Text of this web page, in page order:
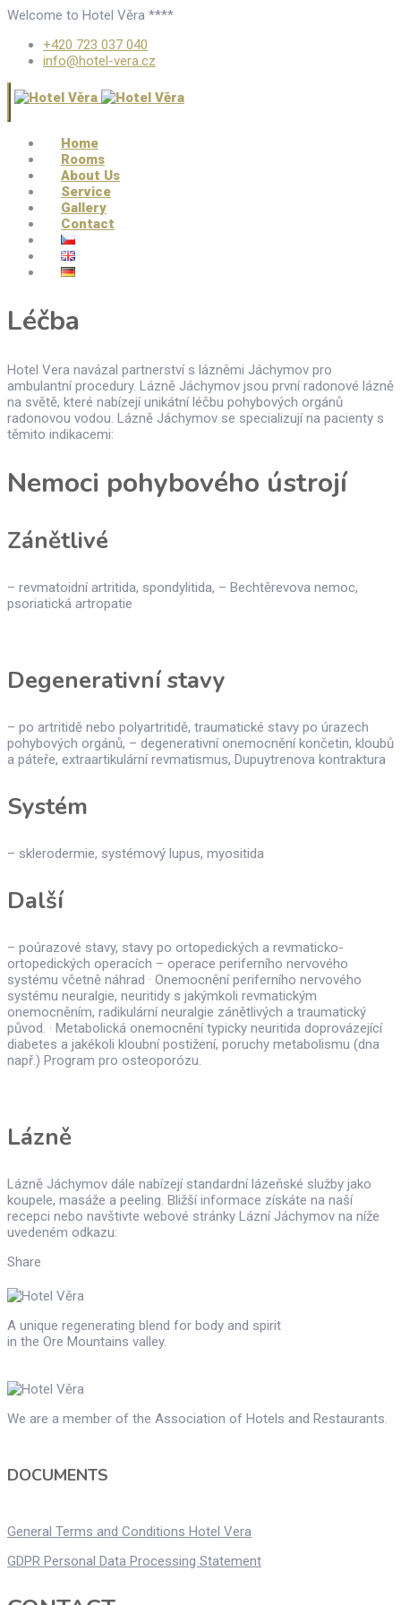
Welcome to Hotel Věra ****
+420 723 037 040
info@hotel-vera.cz
Home
Rooms
About Us
Service
Gallery
Contact
Léčba
Hotel Vera navázal partnerství s lázněmi Jáchymov pro
ambulantní procedury. Lázně Jáchymov jsou první radonové lázně
na světě, které nabízejí unikátní léčbu pohybových orgánů
radonovou vodou. Lázně Jáchymov se specializují na pacienty s
těmito indikacemi:
Nemoci pohybového ústrojí
Zánětlivé
– revmatoidní artritida, spondylitida, – Bechtěrevova nemoc,
psoriatická artropatie
Degenerativní stavy
– po artritidě nebo polyartritidě, traumatické stavy po úrazech
pohybových orgánů, – degenerativní onemocnění končetin, kloubů
a páteře, extraartikulární revmatismus, Dupuytrenova kontraktura
Systém
– sklerodermie, systémový lupus, myositida
Další
– poúrazové stavy, stavy po ortopedických a revmaticko-
ortopedických operacích – operace periferního nervového
systému včetně náhrad · Onemocnění periferního nervového
systému neuralgie, neuritidy s jakýmkoli revmatickým
onemocněním, radikulární neuralgie zánětlivých a traumatický
původ. · Metabolická onemocnění typicky neuritida doprovázející
diabetes a jakékoli kloubní postižení, poruchy metabolismu (dna
např.) Program pro osteoporózu.
Lázně
Lázně Jáchymov dále nabízejí standardní lázeňské služby jako
koupele, masáže a peeling. Bližší informace získáte na naší
recepci nebo navštivte webové stránky Lázní Jáchymov na níže
uvedeném odkazu:
Share
A unique regenerating blend for body and spirit
in the Ore Mountains valley.
We are a member of the Association of Hotels and Restaurants.
DOCUMENTS
General Terms and Conditions Hotel Vera
GDPR Personal Data Processing Statement